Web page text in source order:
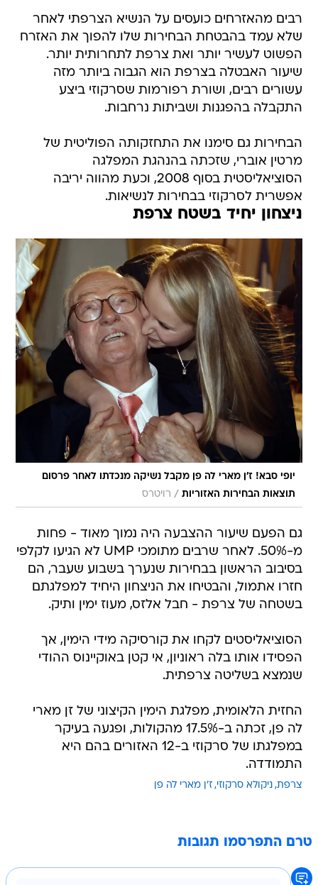
רבים מהאזרחים כועסים על הנשיא הצרפתי לאחר
שלא עמד בהבטחת הבחירות שלו להפוך את האזרח
הפשוט לעשיר יותר ואת צרפת לתחרותית יותר.
שיעור האבטלה בצרפת הוא הגבוה ביותר מזה
עשורים רבים, ושורת רפורמות שסרקוזי ביצע
התקבלה בהפגנות ושביתות נרחבות.
הבחירות גם סימנו את התחזקותה הפוליטית של
מרטין אוברי, שזכתה בהנהגת המפלגה
הסוציאליסטית בסוף 2008, וכעת מהווה יריבה
אפשרית לסרקוזי בבחירות לנשיאות.
ניצחון יחיד בשטח צרפת
יופי סבא! ז'ן מארי לה פן מקבל נשיקה מנכדתו לאחר פרסום
תוצאות הבחירות האזוריות / רויטרס
גם הפעם שיעור ההצבעה היה נמוך מאוד - פחות
מ-50%. לאחר שרבים מתומכי UMP לא הגיעו לקלפי
בסיבוב הראשון בבחירות שנערך בשבוע שעבר, הם
חזרו אתמול, והבטיחו את הניצחון היחיד למפלגתם
בשטחה של צרפת - חבל אלזס, מעוז ימין ותיק.
הסוציאליסטים לקחו את קורסיקה מידי הימין, אך
הפסידו אותו בלה ראוניון, אי קטן באוקיינוס ההודי
שנמצא בשליטה צרפתית.
החזית הלאומית, מפלגת הימין הקיצוני של זן מארי
לה פן, זכתה ב-17.5% מהקולות, ופגעה בעיקר
במפלגתו של סרקוזי ב-12 האזורים בהם היא
התמודדה.
צרפת ניקולא סרקוזי ז'ן מארי לה פן
טרם התפרסמו תגובות